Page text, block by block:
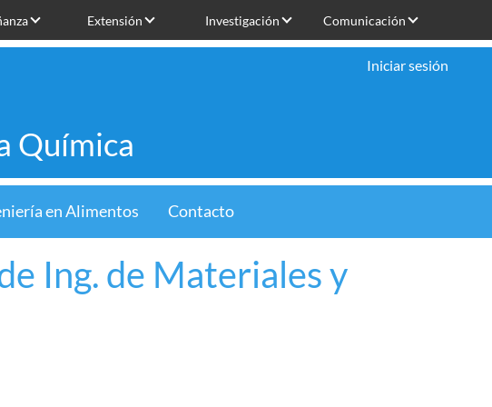
Extensión Investigación Comunicación
Química
Iniciar sesión
en Alimentos Contacto
Ing. de Materiales y